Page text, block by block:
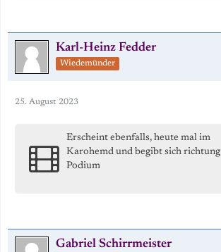
Karl-Heinz Fedder
Wiedemünder
25. August 2023
Erscheint ebenfalls, heute mal im
Karohemd und begibt sich richtung
Podium
Gabriel Schirrmeister